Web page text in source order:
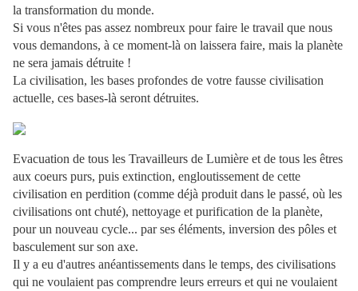
la transformation du monde.
Si vous n'êtes pas assez nombreux pour faire le travail que nous
vous demandons, à ce moment-là on laissera faire, mais la planète
ne sera jamais détruite !
La civilisation, les bases profondes de votre fausse civilisation
actuelle, ces bases-là seront détruites.
Evacuation de tous les Travailleurs de Lumière et de tous les êtres
aux coeurs purs, puis extinction, engloutissement de cette
civilisation en perdition (comme déjà produit dans le passé, où les
civilisations ont chuté), nettoyage et purification de la planète,
pour un nouveau cycle... par ses éléments, inversion des pôles et
basculement sur son axe.
Il y a eu d'autres anéantissements dans le temps, des civilisations
qui ne voulaient pas comprendre leurs erreurs et qui ne voulaient